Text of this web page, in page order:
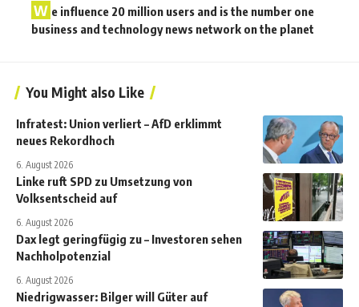
W e influence 20 million users and is the number one
business and technology news network on the planet
You Might also Like
Infratest: Union verliert – AfD erklimmt
neues Rekordhoch
6. August 2026
Linke ruft SPD zu Umsetzung von
Volksentscheid auf
6. August 2026
Dax legt geringfügig zu – Investoren sehen
Nachholpotenzial
6. August 2026
Niedrigwasser: Bilger will Güter auf